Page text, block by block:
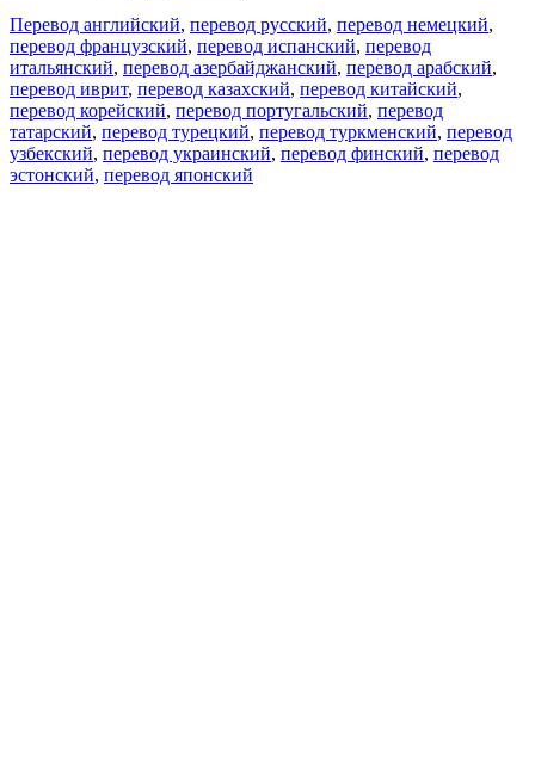
Перевод английский, перевод русский, перевод немецкий,
перевод французский, перевод испанский, перевод
итальянский, перевод азербайджанский, перевод арабский,
перевод иврит, перевод казахский, перевод китайский,
перевод корейский, перевод португальский, перевод
татарский, перевод турецкий, перевод туркменский, перевод
узбекский, перевод украинский, перевод финский, перевод
эстонский, перевод японский